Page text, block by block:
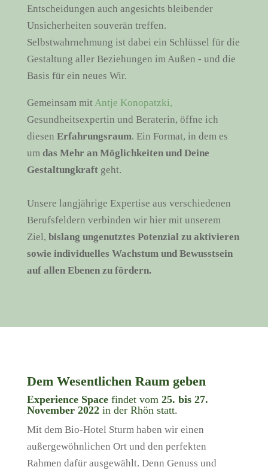
Entscheidungen auch angesichts bleibender
Unsicherheiten souverän treffen.
Selbstwahrnehmung ist dabei ein Schlüssel für die
Gestaltung aller Beziehungen im Außen - und die
Basis für ein neues Wir.
Gemeinsam mit Antje Konopatzki,
Gesundheitsexpertin und Beraterin, öffne ich
diesen Erfahrungsraum. Ein Format, in dem es
um das Mehr an Möglichkeiten und Deine
Gestaltungkraftgeht.
Unsere langjährige Expertise aus verschiedenen
Berufsfeldern verbinden wir hier mit unserem
Ziel, bislang ungenutztes Potenzial zu aktivieren
sowie individuelles Wachstum und Bewusstsein
auf allen Ebenen zu fördern.
Dem Wesentlichen Raum geben
Experience Spacefindet vom 25. bis 27.
November 2022in der Rhön statt.
Mit dem Bio-Hotel Sturm haben wir einen
außergewöhnlichen Ort und den perfekten
Rahmen dafür ausgewählt. Denn Genuss und